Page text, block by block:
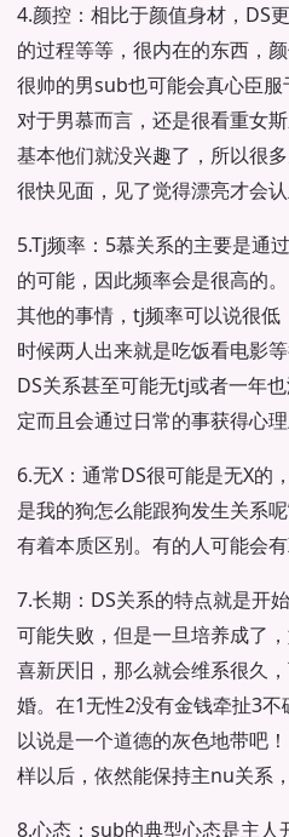
4.颜控：相比于颜值身材，DS
的过程等等，很内在的东西，
很帅的男sub也可能会真心臣
对于男慕而言，还是很看重女
基本他们就没兴趣了，所以很
很快见面，见了觉得漂亮才会认
5.Tj频率：5慕关系的主要是通
的可能，因此频率会是很高的
其他的事情，tj频率可以说很
时候两人出来就是吃饭看电影
DS关系甚至可能无tj或者一年
定而且会通过日常的事获得心理
6.无X：通常DS很可能是无X的
是我的狗怎么能跟狗发生关系
有着本质区别。有的人可能会
7.长期：DS关系的特点就是开
可能失败，但是一旦培养成了
喜新厌旧，那么就会维系很久
婚。在1无性2没有金钱牵扯3
以说是一个道德的灰色地带吧
样以后，依然能保持主nu关系
8.心态：sub的典型心态是主人